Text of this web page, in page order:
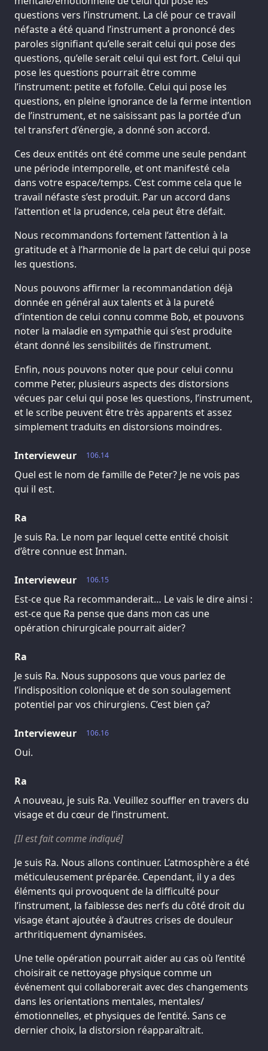
questions vers l’instrument. La clé pour ce travail
néfaste a été quand l’instrument a prononcé des
paroles signifiant qu’elle serait celui qui pose des
questions, qu’elle serait celui qui est fort. Celui qui
pose les questions pourrait être comme
l’instrument: petite et fofolle. Celui qui pose les
questions, en pleine ignorance de la ferme intention
de l’instrument, et ne saisissant pas la portée d’un
tel transfert d’énergie, a donné son accord.
Ces deux entités ont été comme une seule pendant
une période intemporelle, et ont manifesté cela
dans votre espace/temps. C’est comme cela que le
travail néfaste s’est produit. Par un accord dans
l’attention et la prudence, cela peut être défait.
Nous recommandons fortement l’attention à la
gratitude et à l’harmonie de la part de celui qui pose
les questions.
Nous pouvons affirmer la recommandation déjà
donnée en général aux talents et à la pureté
d’intention de celui connu comme Bob, et pouvons
noter la maladie en sympathie qui s’est produite
étant donné les sensibilités de l’instrument.
Enfin, nous pouvons noter que pour celui connu
comme Peter, plusieurs aspects des distorsions
vécues par celui qui pose les questions, l’instrument,
et le scribe peuvent être très apparents et assez
simplement traduits en distorsions moindres.
106.14
Intervieweur
Quel est le nom de famille de Peter? Je ne vois pas
qui il est.
Ra
Je suis Ra. Le nom par lequel cette entité choisit
d’être connue est Inman.
106.15
Intervieweur
Est-ce que Ra recommanderait… Le vais le dire ainsi :
est-ce que Ra pense que dans mon cas une
opération chirurgicale pourrait aider?
Ra
Je suis Ra. Nous supposons que vous parlez de
l’indisposition colonique et de son soulagement
potentiel par vos chirurgiens. C’est bien ça?
106.16
Intervieweur
Oui.
Ra
A nouveau, je suis Ra. Veuillez souffler en travers du
visage et du cœur de l’instrument.
[Il est fait comme indiqué]
Je suis Ra. Nous allons continuer. L’atmosphère a été
méticuleusement préparée. Cependant, il y a des
éléments qui provoquent de la difficulté pour
l’instrument, la faiblesse des nerfs du côté droit du
visage étant ajoutée à d’autres crises de douleur
arthritiquement dynamisées.
Une telle opération pourrait aider au cas où l’entité
choisirait ce nettoyage physique comme un
événement qui collaborerait avec des changements
dans les orientations mentales, mentales/
émotionnelles, et physiques de l’entité. Sans ce
dernier choix, la distorsion réapparaîtrait.